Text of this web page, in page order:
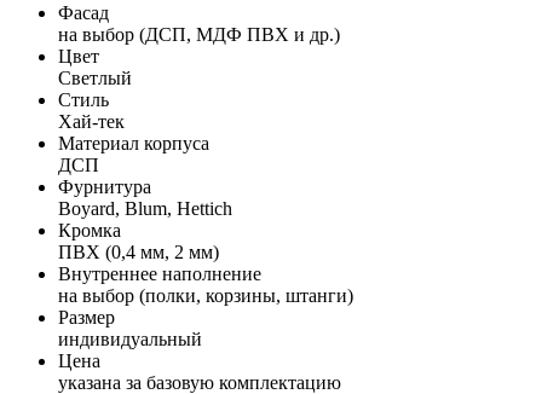
Фасад
на выбор (ДСП, МДФ ПВХ и др.)
Цвет
Светлый
Стиль
Хай-тек
Материал корпуса
ДСП
Фурнитура
Boyard, Blum, Hettich
Кромка
ПВХ (0,4 мм, 2 мм)
Внутреннее наполнение
на выбор (полки, корзины, штанги)
Размер
индивидуальный
Цена
указана за базовую комплектацию